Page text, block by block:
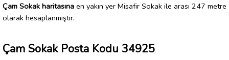
Çam Sokak haritasına en yakın yer Misafir Sokak ile arası 247 metre
olarak hesaplanmıştır.
Çam Sokak Posta Kodu 34925